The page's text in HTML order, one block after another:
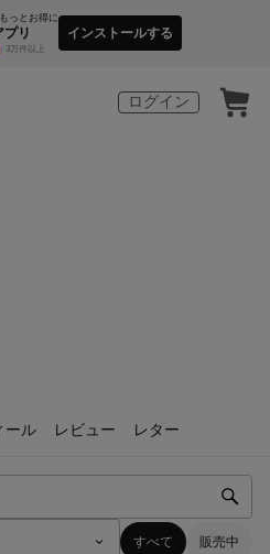
っとお得に
リ
3万件以上
インストールする
ログイン
ール レビュー レター
すべて 販売中